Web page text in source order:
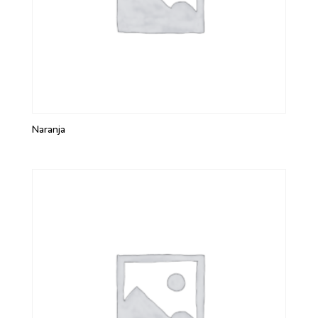
Naranja